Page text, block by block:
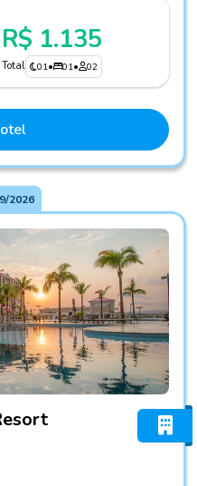
R$ 1.135
Total 01• 01• 02
2026